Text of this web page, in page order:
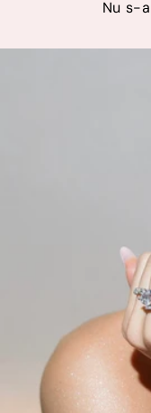
Nu s-